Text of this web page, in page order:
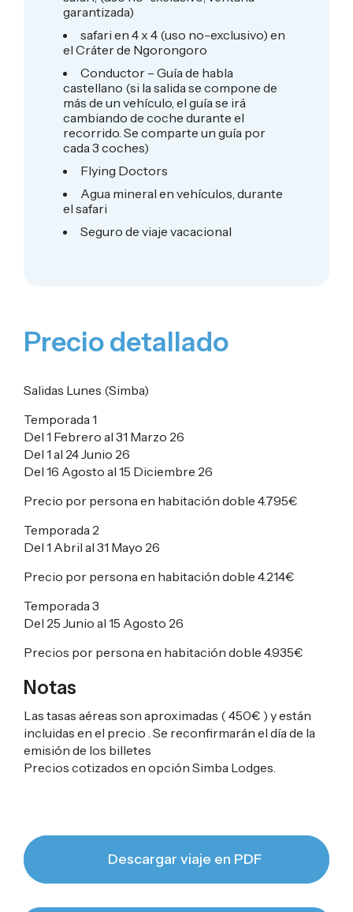
garantizada)
safari en 4 x 4 (uso no-exclusivo) en
el Cráter de Ngorongoro
Conductor – Guía de habla
castellano (si la salida se compone de
más de un vehículo, el guía se irá
cambiando de coche durante el
recorrido. Se comparte un guía por
cada 3 coches)
Flying Doctors
Agua mineral en vehículos, durante
el safari
Seguro de viaje vacacional
Precio detallado
Salidas Lunes (Simba)
Temporada 1
Del 1 Febrero al 31 Marzo 26
Del 1 al 24 Junio 26
Del 16 Agosto al 15 Diciembre 26
Precio por persona en habitación doble 4.795€
Temporada 2
Del 1 Abril al 31 Mayo 26
Precio por persona en habitación doble 4.214€
Temporada 3
Del 25 Junio al 15 Agosto 26
Precios por persona en habitación doble 4.935€
Notas
Las tasas aéreas son aproximadas ( 450€ ) y están
incluidas en el precio . Se reconfirmarán el día de la
emisión de los billetes
Precios cotizados en opción Simba Lodges.
Descargar viaje en PDF